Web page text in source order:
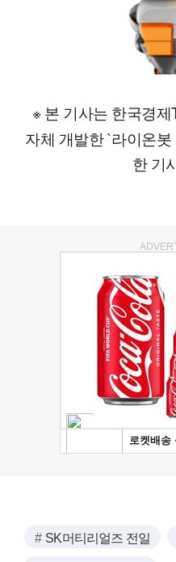
※ 본 기사는 한국경
자체 개발한 `라이온
한 기
SK머티리얼즈 전일